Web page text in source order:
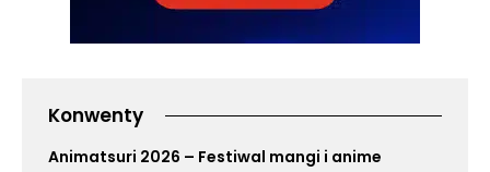
Konwenty
Animatsuri 2026 – Festiwal mangi i anime